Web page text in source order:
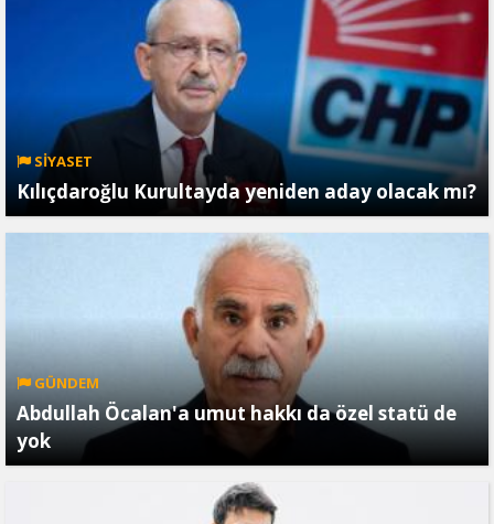
SİYASET
Kılıçdaroğlu Kurultayda yeniden aday olacak mı?
GÜNDEM
Abdullah Öcalan'a umut hakkı da özel statü de
yok